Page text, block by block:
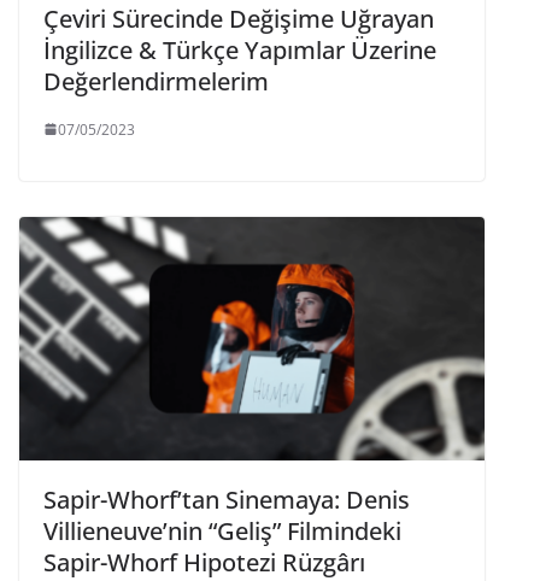
Çeviri Sürecinde Değişime Uğrayan
İngilizce & Türkçe Yapımlar Üzerine
Değerlendirmelerim
07/05/2023
Sapir-Whorf’tan Sinemaya: Denis
Villieneuve’nin “Geliş” Filmindeki
Sapir-Whorf Hipotezi Rüzgârı